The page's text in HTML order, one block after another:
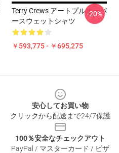
Terry Crews アートプルオーバ
ースウェットシャツ
￥593,775 - ￥695,275
-20%
安心してお買い物
クリックから配送まで24/7保護
100％安全なチェックアウト
PayPal / マスターカード / ビザ